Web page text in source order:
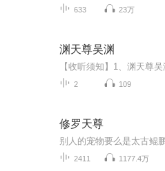
633 23万
渊天尊吴渊
2 109
修罗天尊
2411 1177.4万